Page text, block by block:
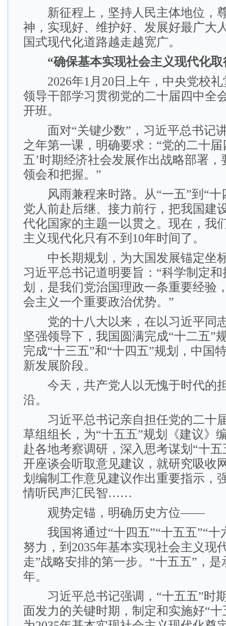
新征程上，坚持人民主体地位，
神，实现好、维护好、发展好最广大
国式现代化道路越走越宽广。
“确保基本实现社会主义现代化
2026年1月20日上午，中央党校礼
领导干部学习贯彻党的二十届四中全
开班。
面对“关键少数”，习近平总书记讲
之年第一课，明确要求：“党的二十届
五’时期经济社会发展作出战略部署
领会和把握。”
风雨兼程来时路。从“一五”到“十
党人前赴后继、接力前行，把我国建
代化国家的主题一以贯之。现在，我
主义现代化只有不到10年时间了。
中长期规划，为大国发展锚定坐
习近平总书记道明要旨：“科学制定
划，是我们党治国理政一条重要经验
会主义一个重要政治优势。”
党的十八大以来，在以习近平同
坚强领导下，我国圆满完成“十二五”
完成“十三五”和“十四五”规划，中国
新发展阶段。
今天，共产党人以无愧于时代的
沿。
习近平总书记亲自担任党的二十
草组组长，为“十五五”规划《建议》
赴各地考察调研，深入思考谋划“十
开座谈会听取意见建议，就研究吸收
划编制工作意见建议作出重要指示，
情听民声汇民智……
观势定锚，明确历史方位——
我国将通过“十四五”“十五五”“十
努力，到2035年基本实现社会主义现
走”战略安排的第一步。“十五五”，
年。
习近平总书记强调，“十五五”时
面发力的关键时期，制定和实施好“